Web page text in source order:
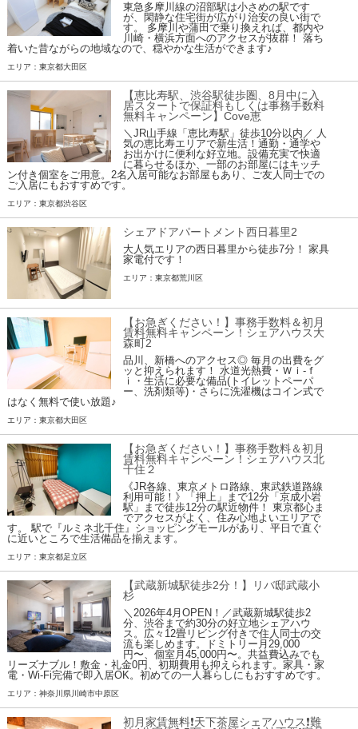
東急多摩川線の沼部駅は小さめの駅です
が、閑静な住宅街が広がり治安の良い街で
す。 多摩川や蒲田で乗り換えれば、都内や
川崎・横浜方面へのアクセスが抜群！ 落ち
着いた昔ながらの地域なので、穏やかな生活ができます♪
エリア：東京都大田区
【恵比寿駅、渋谷駅徒歩圏、8月中に入
居スタートで保証料もしくは事務手数料
無料キャンペーン】Cove恵
＼JR山手線「恵比寿駅」徒歩10分以内／ 人
気の恵比寿エリアで新生活！通勤・通学や
お出かけに便利な好立地。設備充実で快適
に暮らせるほか、一部のお部屋にはキッチ
ン付き個室をご用意。2名入居可能なお部屋もあり、ご友人同士での
ご入居にもおすすめです。
エリア：東京都渋谷区
シェアドアパートメント西日暮里2
大人気エリアの西日暮里から徒歩7分！ 家具
家電付です！
エリア：東京都荒川区
【お急ぎください！】事務手数料＆初月
賃料無料キャンペーン！シェアハウス大
森町2
品川、新橋へのアクセス◎ 毎月の出費をグ
ッと抑えられます！ 水道光熱費・Ｗｉ-ｆ
ｉ・生活に必要な備品(トイレットペーパ
ー、洗剤類等)・さらに洗濯機はコイン式で
はなく無料で使い放題♪
エリア：東京都大田区
【お急ぎください！】事務手数料＆初月
賃料無料キャンペーン！シェアハウス北
千住２
《JR各線、東京メトロ路線、東武鉄道路線
利用可能！》「押上」まで12分「京成小岩
駅」まで徒歩12分の駅近物件！ 東京都心ま
でアクセスがよく、住み心地よいエリアで
す。 駅で『ルミネ北千住』ショッピングモールがあり、平日で直ぐ
に近いところで生活備品を揃えます。
エリア：東京都足立区
【武蔵新城駅徒歩2分！】リバ邸武蔵小
杉
＼2026年4月OPEN！／武蔵新城駅徒歩2
分、渋谷まで約30分の好立地シェアハウ
ス。広々12畳リビング付きで住人同士の交
流も楽しめます。ドミトリー月29,000
円〜、個室月45,000円〜。共益費込みでも
リーズナブル！敷金・礼金0円、初期費用も抑えられます。家具・家
電・Wi-Fi完備で即入居OK。初めての一人暮らしにもおすすめです。
エリア：神奈川県川崎市中原区
初月家賃無料❗️天下茶屋シェアハウス❗️難